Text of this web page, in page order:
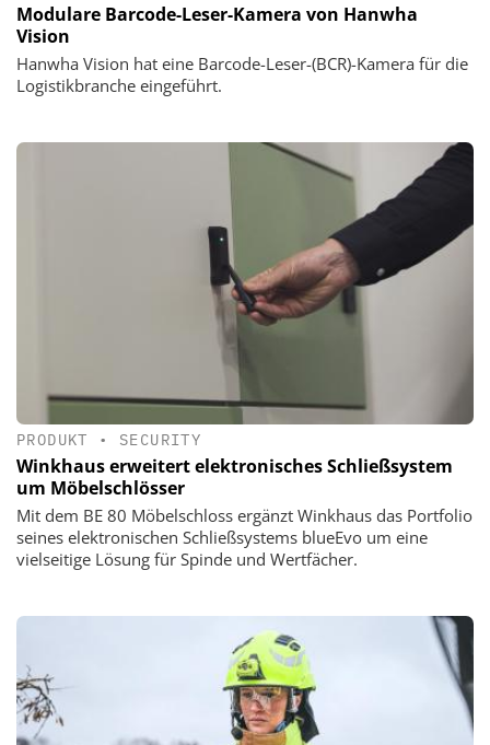
Modulare Barcode-Leser-Kamera von Hanwha
Vision
Hanwha Vision hat eine Barcode-Leser-(BCR)-Kamera für die
Logistikbranche eingeführt.
PRODUKT • SECURITY
Winkhaus erweitert elektronisches Schließsystem
um Möbelschlösser
Mit dem BE 80 Möbelschloss ergänzt Winkhaus das Portfolio
seines elektronischen Schließsystems blueEvo um eine
vielseitige Lösung für Spinde und Wertfächer.